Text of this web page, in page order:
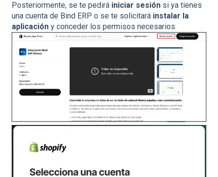
Posteriormente, se te pedirá iniciar sesión si ya tienes
una cuenta de Bind ERP o se te solicitará instalar la
aplicación y conceder los permisos necesarios.